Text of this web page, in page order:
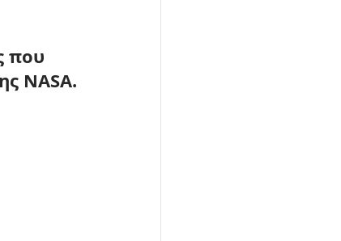
που
NASA.